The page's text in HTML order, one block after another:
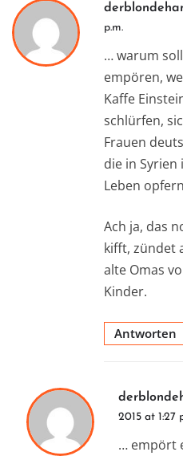
p.m.
… warum
empören,
Kaffe
schlürfen,
Frauen
die in
Leben
Ach ja, das
kifft, zündet
alte Omas
Kinder.
Antworten
2015 at 1:27
… empört